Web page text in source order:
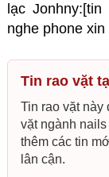
lạc
nghe phone
Tin rao vặt
Tin rao vặt
vặt ngành
thêm các tin
lân cận.